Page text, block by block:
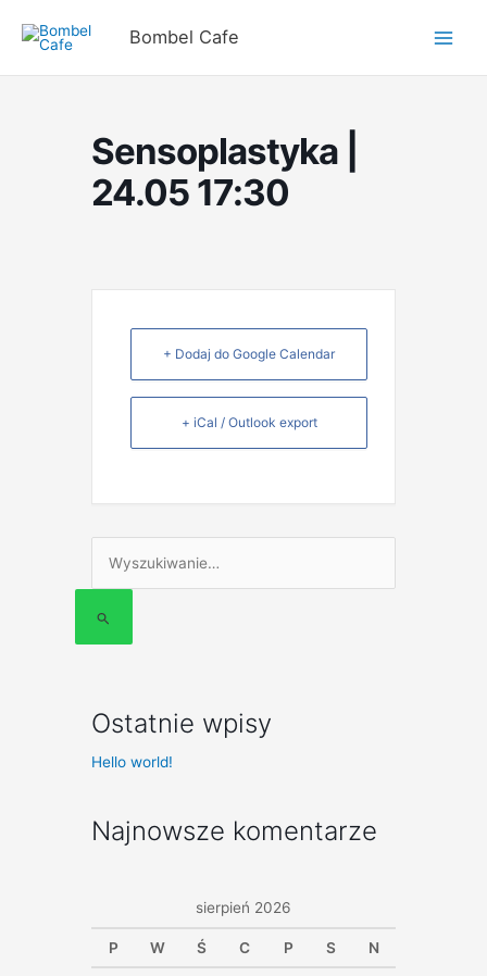
Bombel Cafe
Sensoplastyka |
24.05 17:30
+ Dodaj do Google Calendar
+ iCal / Outlook export
Szukaj
dla:
Ostatnie wpisy
Hello world!
Najnowsze komentarze
sierpień 2026
P W Ś C P S N